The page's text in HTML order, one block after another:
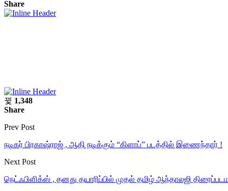
Share
1,348
Share
Prev Post
நடிகர் பிரகாஷ்ராஜ் , ஆதி நடிக்கும் “கிளாப்” படத்தில் இணைந்தார் !
Next Post
நெட்ஃபிளிக்ஸ் , தனது தயாரிப்பில் முதல் தமிழ் ஆந்தாலஜி